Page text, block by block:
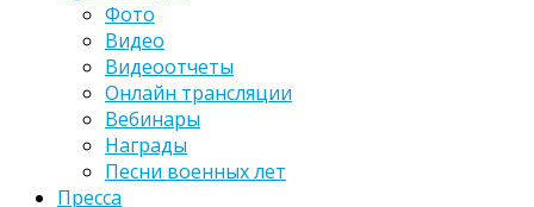
Фото
Видео
Видеоотчеты
Онлайн трансляции
Вебинары
Награды
Песни военных лет
Пресса